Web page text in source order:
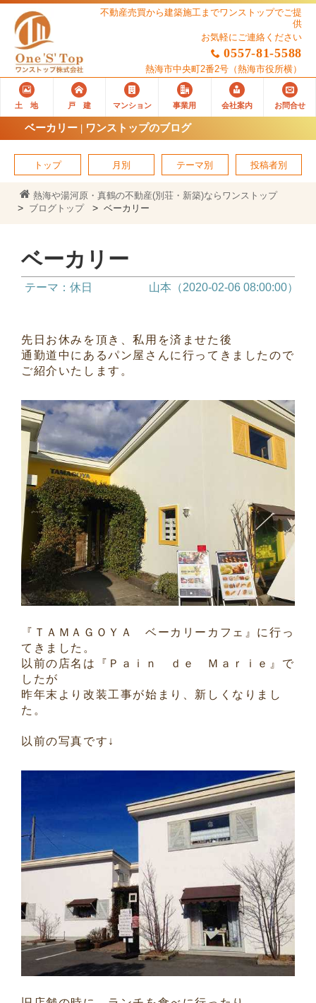
不動産売買から建築施工までワンストップでご提
供
お気軽にご連絡ください
0557-81-5588
熱海市中央町2番2号 （熱海市役所横）
土 地 戸 建 マンション 事業用 会社案内 お問合せ
ベーカリー | ワンストップのブログ
トップ 月別 テーマ別 投稿者別
熱海や湯河原・真鶴の不動産(別荘・新築)ならワンストップ
ブログトップ
ベーカリー
ベーカリー
テーマ：休日 山本（2020-02-06 08:00:00）
先日お休みを頂き、私用を済ませた後
通勤道中にあるパン屋さんに行ってきましたので
ご紹介いたします。
『ＴＡＭＡＧＯＹＡ ベーカリーカフェ』に行っ
てきました。
以前の店名は『Ｐａｉｎ ｄｅ Ｍａｒｉｅ』で
したが
昨年末より改装工事が始まり、新しくなりまし
た。
以前の写真です↓